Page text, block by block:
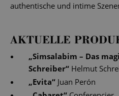
authentische und intime
AKTUELLE
„Simsalabim – Das
Schreiber“ Helmut
„Evita“ Juan Perón